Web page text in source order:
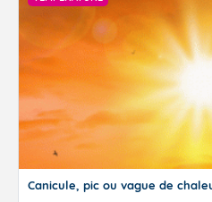
Canicule, pic ou vague de